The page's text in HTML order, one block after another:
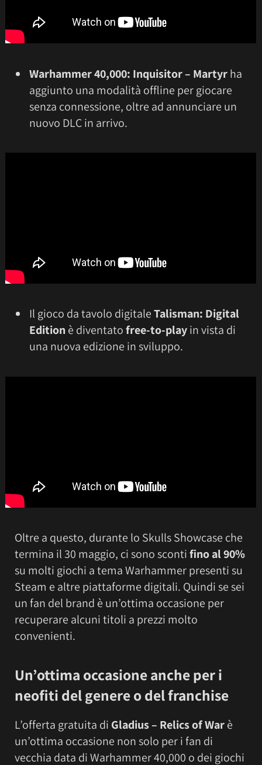
Warhammer 40,000: Inquisitor – Martyrha
aggiunto una modalità offline per giocare
senza connessione, oltre ad annunciare un
nuovo DLC in arrivo.
Il gioco da tavolo digitaleTalisman: Digital
Editionè diventatofree-to-playin vista di
una nuova edizione in sviluppo.
Oltre a questo, durante lo Skulls Showcase che
termina il 30 maggio, ci sono scontifino al 90%
su molti giochi a tema Warhammer presenti su
Steam e altre piattaforme digitali. Quindi se sei
un fan del brand è un’ottima occasione per
recuperare alcuni titoli a prezzi molto
convenienti.
Un’ottima occasione anche per i
neofiti del genere o del franchise
L’offerta gratuita di Gladius – Relics of Warè
un’ottima occasione non solo per i fan di
vecchia data di Warhammer 40,000 o dei giochi